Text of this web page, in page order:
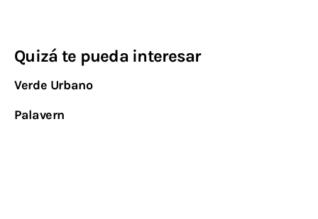
Quizá te pueda interesar
Verde Urbano
Palavern